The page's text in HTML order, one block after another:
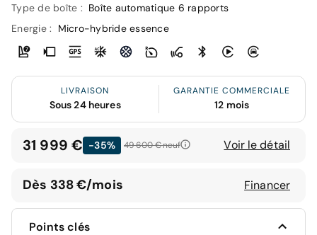
Type de boîte : Boîte automatique 6 rapports
Energie :
Micro-hybride essence
LIVRAISON
Sous 24 heures
GARANTIE COMMERCIALE
12 mois
31 999 € -35% 49 600 €neuf Voir le détail
Dès 338 €/mois Financer
Points clés